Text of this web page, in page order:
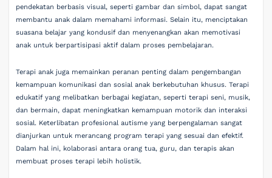
pendekatan berbasis visual, seperti gambar dan simbol, dapat sangat
membantu anak dalam memahami informasi. Selain itu, menciptakan
suasana belajar yang kondusif dan menyenangkan akan memotivasi
anak untuk berpartisipasi aktif dalam proses pembelajaran.
Terapi anak juga memainkan peranan penting dalam pengembangan
kemampuan komunikasi dan sosial anak berkebutuhan khusus. Terapi
edukatif yang melibatkan berbagai kegiatan, seperti terapi seni, musik,
dan bermain, dapat meningkatkan kemampuan motorik dan interaksi
sosial. Keterlibatan profesional autisme yang berpengalaman sangat
dianjurkan untuk merancang program terapi yang sesuai dan efektif.
Dalam hal ini, kolaborasi antara orang tua, guru, dan terapis akan
membuat proses terapi lebih holistik.